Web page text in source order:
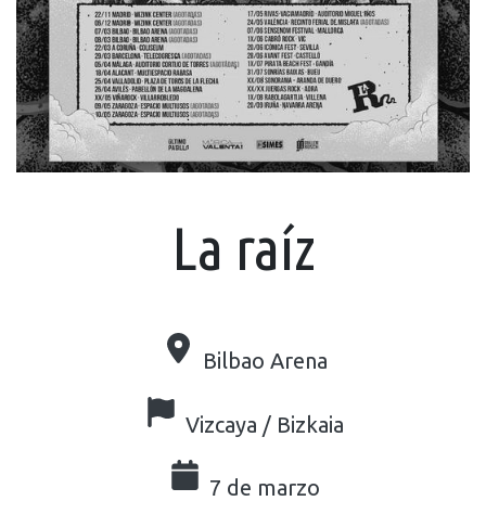
La raíz
Bilbao Arena
Vizcaya / Bizkaia
7 de marzo